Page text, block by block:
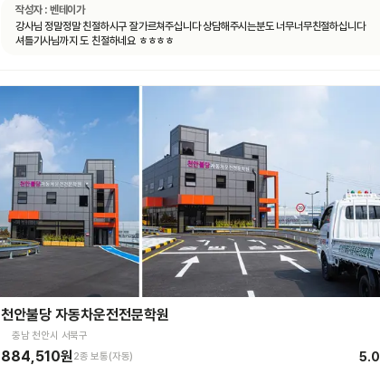
작성자 : 벤테이가
강사님 정말정말 친절하시구 잘가르쳐주십니다 상담해주시는분도 너무너무친절하십니다
셔틀기사님까지 도 친절하네요 ㅎㅎㅎㅎ
천안불당 자동차운전전문학원
충남 천안시 서북구
884,510원2종 보통(자동) 5.0